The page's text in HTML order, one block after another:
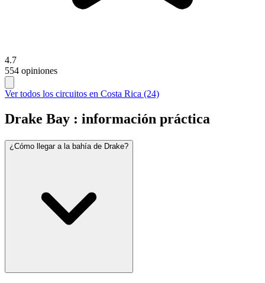
4.7
554 opiniones
Ver todos los circuitos en Costa Rica (24)
Drake Bay : información práctica
¿Cómo llegar a la bahía de Drake?